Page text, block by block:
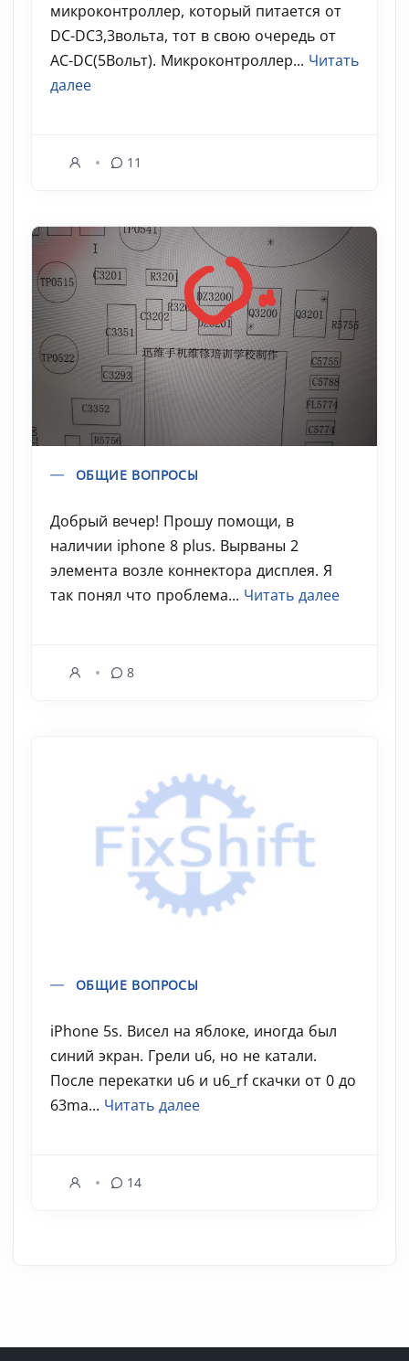
микроконтроллер, который питается от
DC-DC3,3вольта, тот в свою очередь от
AC-DC(5Вольт). Микроконтроллер... Читать
далее
11
ОБЩИЕ ВОПРОСЫ
Добрый вечер! Прошу помощи, в
наличии iphone 8 plus. Вырваны 2
элемента возле коннектора дисплея. Я
так понял что проблема... Читать далее
8
ОБЩИЕ ВОПРОСЫ
iPhone 5s. Висел на яблоке, иногда был
синий экран. Грели u6, но не катали.
После перекатки u6 и u6_rf скачки от 0 до
63ma... Читать далее
14